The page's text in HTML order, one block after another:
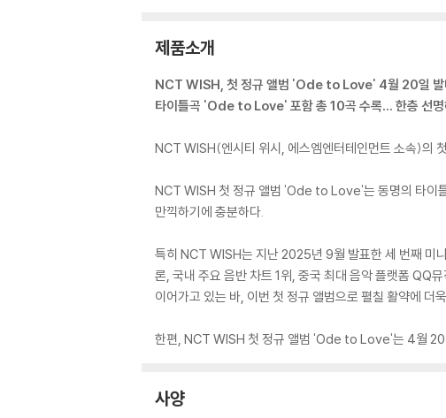
제품소개
NCT WISH, 첫 정규 앨범 'Ode to Love' 4월 20일 발
타이틀곡 'Ode to Love' 포함 총 10곡 수록… 한층 선명
NCT WISH(엔시티 위시, 에스엠엔터테인먼트 소속)
NCT WISH 첫 정규 앨범 'Ode to Love'는 동명의 타이
만끽하기에 충분하다.
특히 NCT WISH는 지난 2025년 9월 발표한 세 번째 미
론, 국내 주요 음반 차트 1위, 중국 최대 음악 플랫폼 QQ
이어가고 있는 바, 이번 첫 정규 앨범으로 펼칠 활약에 더
한편, NCT WISH 첫 정규 앨범 'Ode to Love'는 4월 20
사양